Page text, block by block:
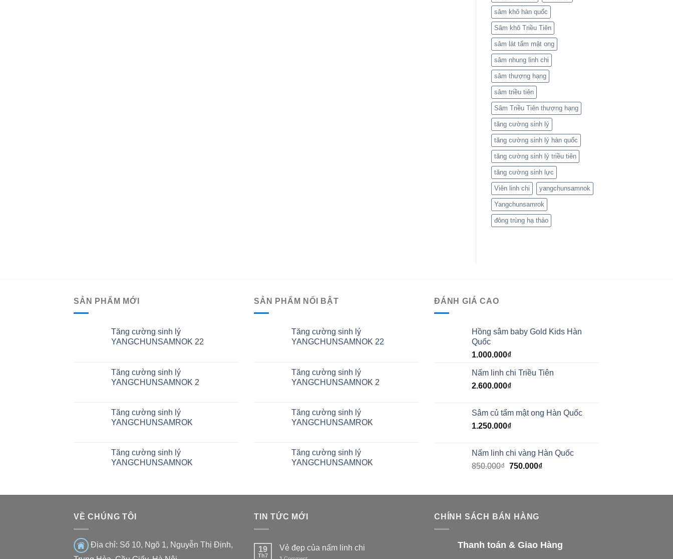
sâm khô hàn quốc
Sâm khô Triều Tiên
sâm lát tẩm mật ong
sâm nhung linh chi
sâm thượng hạng
sâm triều tiên
Sâm Triều Tiên thượng hạng
tăng cường sinh lý
tăng cường sinh lý hàn quốc
tăng cường sinh lý triều tiên
tăng cường sinh lực
Viên linh chi yangchunsamnok
Yangchunsamrok
đông trùng hạ thảo
SẢN PHẨM MỚI
Tăng cường sinh lý
YANGCHUNSAMNOK 22
Tăng cường sinh lý
YANGCHUNSAMNOK 2
Tăng cường sinh lý
YANGCHUNSAMROK
Tăng cường sinh lý
YANGCHUNSAMNOK
SẢN PHẨM NỔI BẬT
Tăng cường sinh lý
YANGCHUNSAMNOK 22
Tăng cường sinh lý
YANGCHUNSAMNOK 2
Tăng cường sinh lý
YANGCHUNSAMROK
Tăng cường sinh lý
YANGCHUNSAMNOK
ĐÁNH GIÁ CAO
Hồng sâm baby Gold Kids Hàn
Quốc
1.000.000₫
Nấm linh chi Triều Tiên
2.600.000₫
Sâm củ tẩm mật ong Hàn Quốc
1.250.000₫
Nấm linh chi vàng Hàn Quốc
850.000₫ 750.000₫
VỀ CHÚNG TÔI
Địa chỉ: Số 10, Ngõ 1, Nguyễn Thị Định,
TIN TỨC MỚI
19
Th7
Vẻ đẹp của nấm linh chi
CHÍNH SÁCH BÁN HÀNG
Thanh toán & Giao Hàng